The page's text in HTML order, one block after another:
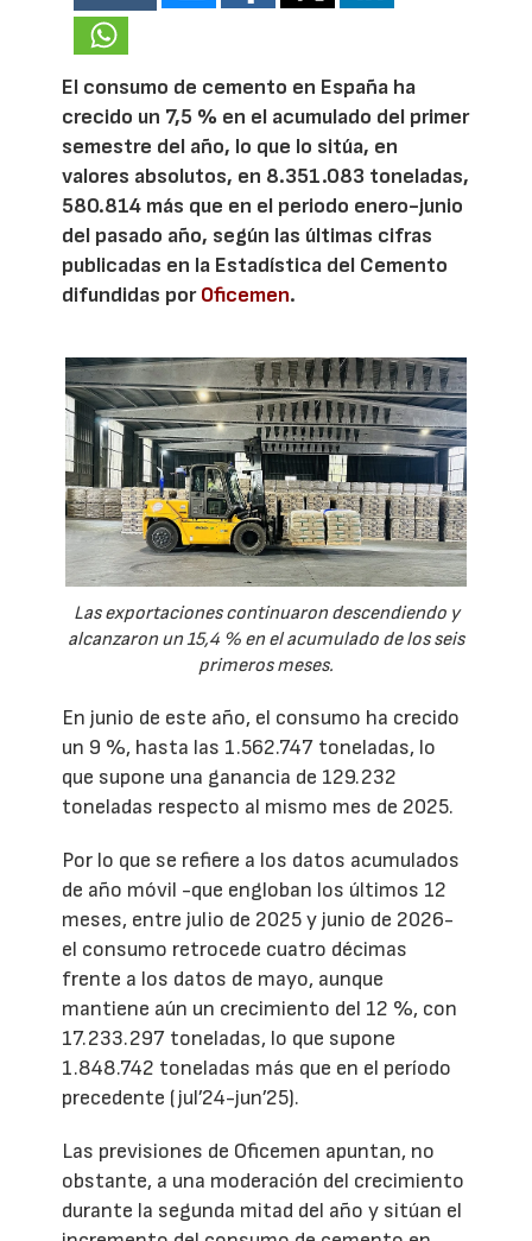
El consumo de cemento en España ha
crecido un 7,5 % en el acumulado del primer
semestre del año, lo que lo sitúa, en
valores absolutos, en 8.351.083 toneladas,
580.814 más que en el periodo enero-junio
del pasado año, según las últimas cifras
publicadas en la Estadística del Cemento
difundidas porOficemen.
Las exportaciones continuaron descendiendo y
alcanzaron un 15,4 % en el acumulado de los seis
primeros meses.
En junio de este año, el consumo ha crecido
un 9 %, hasta las 1.562.747 toneladas, lo
que supone una ganancia de 129.232
toneladas respecto al mismo mes de 2025.
Por lo que se refiere a los datos acumulados
de año móvil -que engloban los últimos 12
meses, entre julio de 2025 y junio de 2026-
el consumo retrocede cuatro décimas
frente a los datos de mayo, aunque
mantiene aún un crecimiento del 12 %, con
17.233.297 toneladas, lo que supone
1.848.742 toneladas más que en el período
precedente (jul’24-jun’25).
Las previsiones de Oficemen apuntan, no
obstante, a una moderación del crecimiento
durante la segunda mitad del año y sitúan el